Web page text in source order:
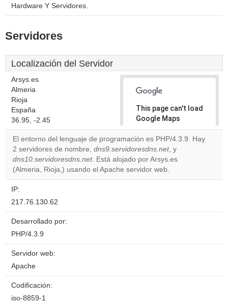
Hardware Y Servidores.
Servidores
Localización del Servidor
Arsys.es
Almeria
Rioja
España
36.95, -2.45
This page can't load
Google Maps
correctly.
Do you
own this
website?
El entorno del lenguaje de programación es PHP/4.3.9. Hay
2 servidores de nombre, dns9.servidoresdns.net, y
dns10.servidoresdns.net. Está alojado por Arsys.es
(Almeria, Rioja,) usando el Apache servidor web.
IP:
217.76.130.62
Desarrollado por:
PHP/4.3.9
Servidor web:
Apache
Codificación:
iso-8859-1